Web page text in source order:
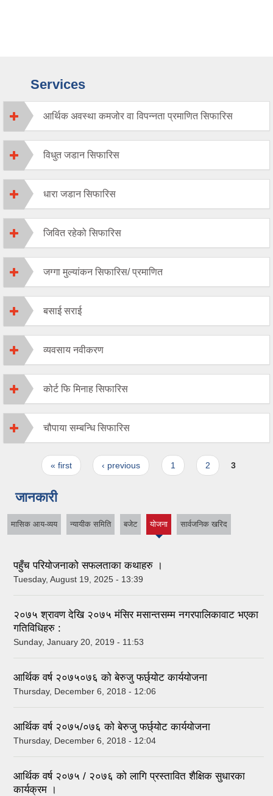
Services
आर्थिक अवस्था कमजोर वा विपन्नता प्रमाणित सिफारिस
विधुत जडान सिफारिस
धारा जडान सिफारिस
जिवित रहेको सिफारिस
जग्गा मुल्यांकन सिफारिस/ प्रमाणित
बसाई सराई
व्यवसाय नवीकरण
कोर्ट फि मिनाह सिफारिस
चौपाया सम्बन्धि सिफारिस
Pages« first ‹ previous 1 2 3
जानकारी
मासिक आय-व्यय न्यायीक समिति बजेट योजना सार्वजनिक खरिद
पहुँच परियोजनाको सफलताका कथाहरु ।
Tuesday, August 19, 2025 - 13:39
२०७५ श्रावण देखि २०७५ मंसिर मसान्तसम्म नगरपालिकावाट भएका
गतिविधिहरु :
Sunday, January 20, 2019 - 11:53
आर्थिक वर्ष २०७५०७६ को बेरुजु फर्छ्योट कार्ययोजना
Thursday, December 6, 2018 - 12:06
आर्थिक वर्ष २०७५/०७६ को बेरुजु फर्छ्योट कार्ययोजना
Thursday, December 6, 2018 - 12:04
आर्थिक वर्ष २०७५ / २०७६ को लागि प्रस्तावित शैक्षिक सुधारका
कार्यक्रम ।